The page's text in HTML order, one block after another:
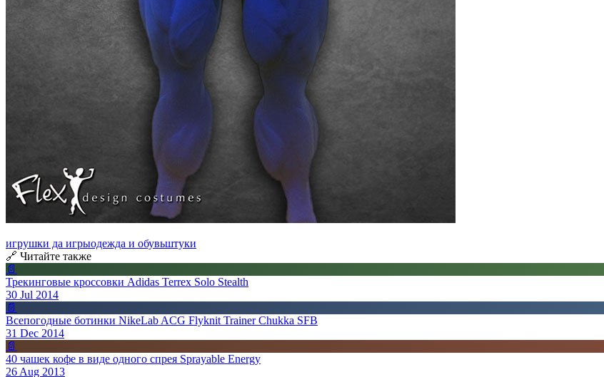
игрушки да игрыодежда и обувьштуки
🔗 Читайте также
📄
Трекинговые кроссовки Adidas Terrex Solo Stealth
30 Jul 2014
📄
Всепогодные ботинки NikeLab ACG Flyknit Trainer Chukka SFB
31 Dec 2014
📄
40 чашек кофе в виде одного спрея Sprayable Energy
26 Aug 2013